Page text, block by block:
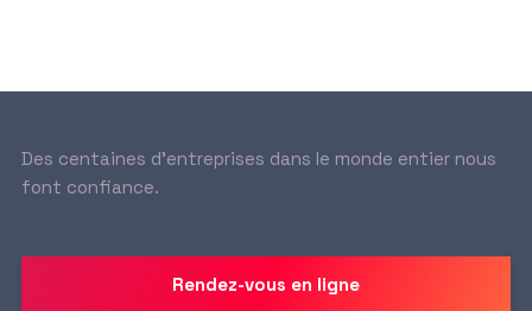
Des centaines d’entreprises dans le monde entier nous
font confiance.
Rendez-vous en ligne